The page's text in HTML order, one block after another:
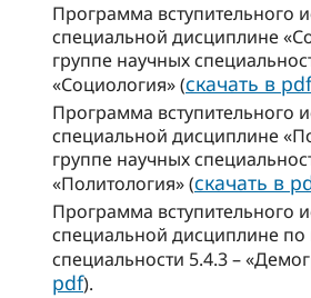
Программа вступительного
специальной дисциплине
группе научных
«Социология» (скачать в pdf
Программа вступительного
специальной дисциплине
группе научных
«Политология» (скачать в
Программа вступительного
специальной дисциплине по
специальности 5.4.3 –
pdf).